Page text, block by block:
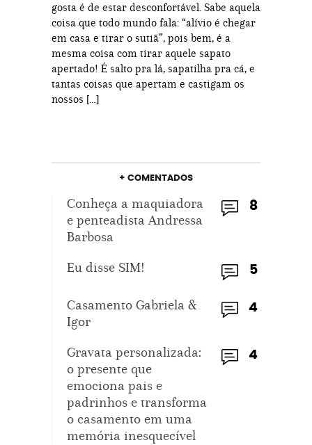
gosta é de estar desconfortável. Sabe aquela
coisa que todo mundo fala: “alívio é chegar
em casa e tirar o sutiã”, pois bem, é a
mesma coisa com tirar aquele sapato
apertado! É salto pra lá, sapatilha pra cá, e
tantas coisas que apertam e castigam os
nossos […]
+ COMENTADOS
8
Conheça a maquiadora
e penteadista Andressa
Barbosa
5
Eu disse SIM!
4
Casamento Gabriela &
Igor
4
Gravata personalizada:
o presente que
emociona pais e
padrinhos e transforma
o casamento em uma
memória inesquecível